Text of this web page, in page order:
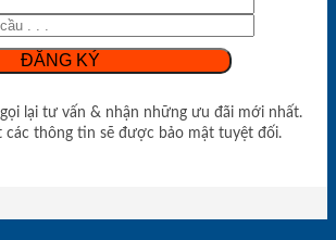
lại tư vấn & nhận những ưu đãi mới nhất.
các thông tin sẽ được bảo mật tuyệt đối.